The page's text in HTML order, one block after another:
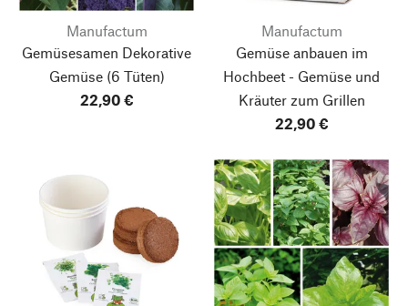
Manufactum
Gemüsesamen Dekorative
Gemüse(6 Tüten)
22,90 €
Manufactum
Gemüse anbauen im
Hochbeet - Gemüse und
Kräuter zum Grillen
22,90 €